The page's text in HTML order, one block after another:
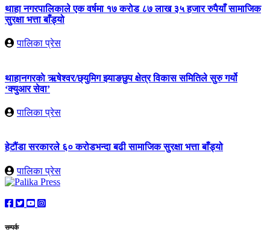
थाहा नगरपालिकाले एक वर्षमा १७ करोड ८७ लाख ३५ हजार रुपैयाँ सामाजिक
सुरक्षा भत्ता बाँड्यो
पालिका प्रेस
थाहानगरकाे ऋषेश्वर/छ्युमिग झ्याङछुप क्षेत्र विकास समितिले सुरु गर्यो
‘क्युआर सेवा’
पालिका प्रेस
हेटौंडा सरकारले ६० करोडभन्दा बढी सामाजिक सुरक्षा भत्ता बाँड्यो
पालिका प्रेस
सम्पर्क